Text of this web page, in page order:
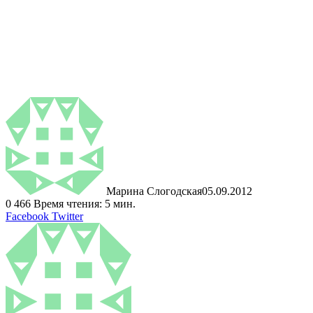
Марина Слогодская05.09.2012
0 466 Время чтения: 5 мин.
Facebook TwitterLinkedIn
Tumblr
Pinterest
Reddit
ВКонтакте
Поделиться
через
электронную
почту
Печатать